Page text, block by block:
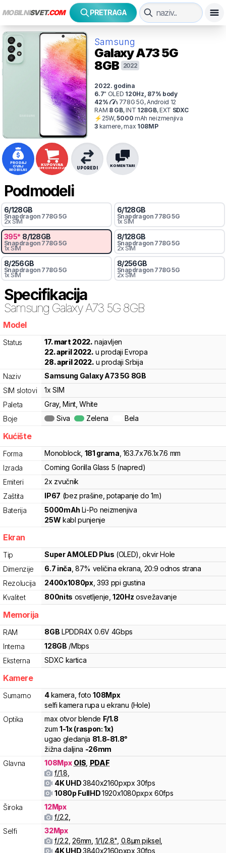
MOBILNISVET.COM PRETRAGA
Samsung
Galaxy A73 5G
8GB
2022
2022. godina
6.7" OLED 120Hz, 87% body
42%
778G 5G, Android 12
RAM 8GB,INT 128GB,EXT SDXC
⚡ 25W,5000 mAh neizmenjiva
3 kamere, max 108MP
PRODAJ
OVAJ
MOBILNI
KUPOVINA
SPECIFIKACIJA KOMENTARI
UPOREDI
Podmodeli
6/128GB
Snapdragon 778G 5G
2x SIM
6/128GB
Snapdragon 778G 5G
1x SIM
395* 8/128GB
Snapdragon 778G 5G
1x SIM
8/128GB
Snapdragon 778G 5G
2x SIM
8/256GB
Snapdragon 778G 5G
1x SIM
8/256GB
Snapdragon 778G 5G
2x SIM
Specifikacija
Samsung Galaxy A73 5G 8GB
Model
Status 17. mart 2022. najavljen
22. april 2022. u prodaji Evropa
28. april 2022. u prodaji Srbija
Naziv
Samsung Galaxy A73 5G 8GB
SIM slotovi
1x SIM
Paleta
Gray, Mint, White
Boje
Siva Zelena Bela
Kućište
Forma Monoblock 181 grama 163.7x76.1x7.6 mm
Izrada
Corning Gorilla Glass 5 (napred)
Emiteri
2x zvučnik
Zaštita
IP67 (bez prašine, potapanje do 1m)
Baterija
5000mAh Li-Po neizmenjiva
25W kabl punjenje
Ekran
Tip Super AMOLED Plus (OLED) , okvir Hole
Dimenzije
6.7 inča , 87% veličina ekrana , 20:9 odnos strana
Rezolucija
2400x1080px, 393 ppi gustina
Kvalitet
800nits osvetljenje 120Hz osvežavanje
Memorija
RAM 8GB LPDDR4X 0.6V 4Gbps
Interna
128GB /Mbps
Eksterna
SDXC kartica
Kamere
Sumarno 4kamera foto108Mpx
selfi kamera rupa u ekranu (Hole)
Optika
max otvor blende F/1.8
zum1-1x (raspon:1x)
ugao gledanja 81.8-81.8°
žižna daljina -26mm
Glavna
108Mpx OIS PDAF
f/1.8
4K UHD3840x2160pxpx30fps
1080p FullHD1920x1080pxpx60fps
Široka
12Mpx
f/2.2
Selfi
32Mpx
f/2.2 26mm 1/1/2.8" 0.8µm piksel
4K UHD3840x2160pxpx30fps